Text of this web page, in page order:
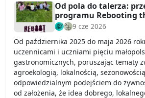
Od pola do talerza:
programu Rebooting
9 cze 2026
Od października 2025 do maja 2026
uczennicami i uczniami pięciu
gastronomicznych, poruszając tematy
agroekologią, lokalnością,
odpowiedzialnym podejściem do
od założenia, że idea dobrego,